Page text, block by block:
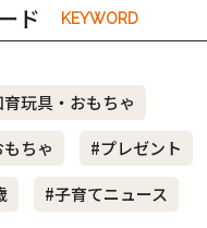
ド KEYWORD
育玩具・おもちゃ
ちゃ
#プレゼント
#子育てニュース